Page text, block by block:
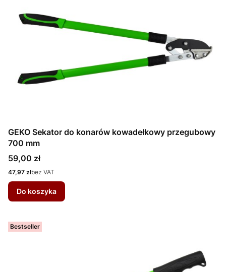
GEKO Sekator do konarów kowadełkowy przegubowy
700 mm
Cena
59,00 zł
Cena
47,97 złbez VAT
Do koszyka
Bestseller